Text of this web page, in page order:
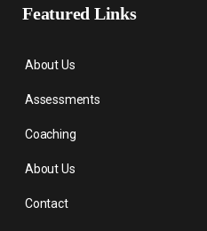
Featured Links
About Us
Assessments
Coaching
About Us
Contact